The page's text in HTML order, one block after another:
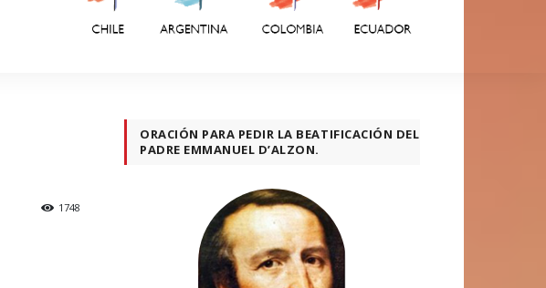
1748
ORACIÓN PARA PEDIR LA BEATIFICACIÓN DEL
PADRE EMMANUEL D’ALZON.